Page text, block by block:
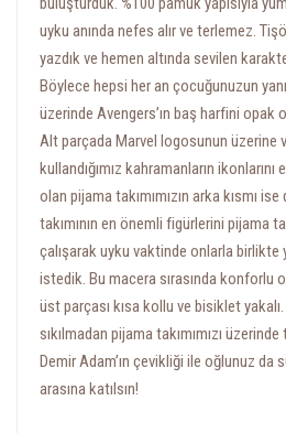
uyku anında nefes alır ve terlemez.
yazdık ve hemen altında sevilen
Böylece hepsi her an çocuğunuzun
üzerinde Avengers’ın baş harfini opak
Alt parçada Marvel logosunun üzerine
kullandığımız kahramanların
olan pijama takımımızın arka kısmı
takımının en önemli figürlerini pijama
çalışarak uyku vaktinde onlarla birlikte
istedik. Bu macera sırasında konforlu
üst parçası kısa kollu ve bisiklet
sıkılmadan pijama takımımızı
Demir Adam’ın çevikliği ile oğlunuz da
arasına katılsın!